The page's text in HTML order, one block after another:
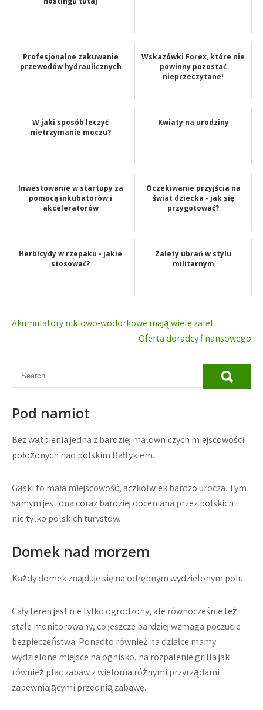
Profesjonalne zakuwanie
przewodów hydraulicznych
Wskazówki Forex, które nie
powinny pozostać
nieprzeczytane!
W jaki sposób leczyć
nietrzymanie moczu?
Kwiaty na urodziny
Inwestowanie w startupy za
pomocą inkubatorów i
akceleratorów
Oczekiwanie przyjścia na
świat dziecka - jak się
przygotować?
Herbicydy w rzepaku - jakie
stosować?
Zalety ubrań w stylu
militarnym
Nawigacja
Akumulatory niklowo-wodorkowe mają wiele zalet
Oferta doradcy finansowego
Pod namiot
Bez wątpienia jedna z bardziej malowniczych miejscowości
położonych nad polskim Bałtykiem.
Gąski to mała miejscowość, aczkolwiek bardzo urocza. Tym
samym jest ona coraz bardziej doceniana przez polskich i
nie tylko polskich turystów.
Domek nad morzem
Każdy domek znajduje się na odrębnym wydzielonym polu.
Cały teren jest nie tylko ogrodzony, ale równocześnie też
stale monitorowany, co jeszcze bardziej wzmaga poczucie
bezpieczeństwa. Ponadto również na działce mamy
wydzielone miejsce na ognisko, na rozpalenie grilla jak
również plac zabaw z wieloma różnymi przyrządami
zapewniającymi przednią zabawę.